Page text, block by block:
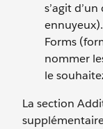
s’agit
Forms
nommer
le
La section